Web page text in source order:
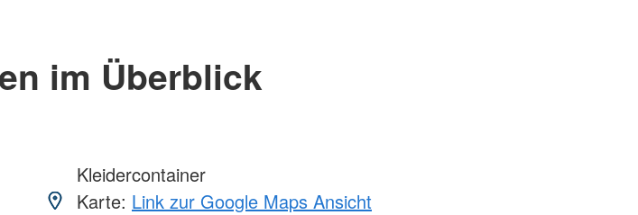
im Überblick
Kleidercontainer
Karte: Link zur Google Maps Ansicht